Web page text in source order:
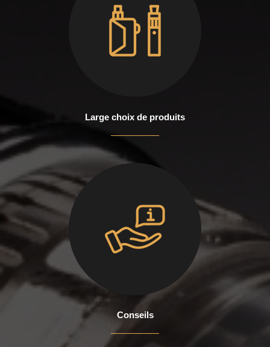
Large choix de produits
Conseils